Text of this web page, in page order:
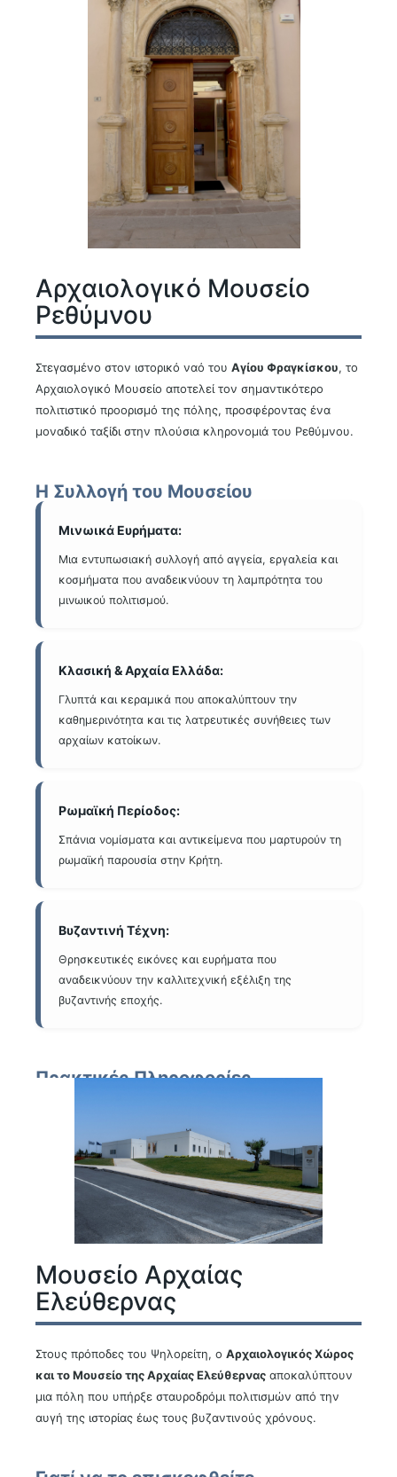
Αρχαιολογικό Μουσείο
Ρεθύμνου
Στεγασμένο στον ιστορικό ναό του Αγίου Φραγκίσκου, το
Αρχαιολογικό Μουσείο αποτελεί τον σημαντικότερο
πολιτιστικό προορισμό της πόλης, προσφέροντας ένα
μοναδικό ταξίδι στην πλούσια κληρονομιά του Ρεθύμνου.
Η Συλλογή του Μουσείου
Μινωικά Ευρήματα:
Μια εντυπωσιακή συλλογή από αγγεία, εργαλεία και
κοσμήματα που αναδεικνύουν τη λαμπρότητα του
μινωικού πολιτισμού.
Κλασική & Αρχαία Ελλάδα:
Γλυπτά και κεραμικά που αποκαλύπτουν την
καθημερινότητα και τις λατρευτικές συνήθειες των
αρχαίων κατοίκων.
Ρωμαϊκή Περίοδος:
Σπάνια νομίσματα και αντικείμενα που μαρτυρούν τη
ρωμαϊκή παρουσία στην Κρήτη.
Βυζαντινή Τέχνη:
Θρησκευτικές εικόνες και ευρήματα που
αναδεικνύουν την καλλιτεχνική εξέλιξη της
βυζαντινής εποχής.
Πρακτικές Πληροφορίες
λειτουργίας, καθώς ενδέχεται να τροποποιείται ανάλογα
με την τουριστική περίοδο.
Επίσημη Ιστοσελίδα Μουσείου
Μουσείο Αρχαίας
Ελεύθερνας
Στους πρόποδες του Ψηλορείτη, ο Αρχαιολογικός Χώρος
και το Μουσείο της Αρχαίας Ελεύθερνας αποκαλύπτουν
μια πόλη που υπήρξε σταυροδρόμι πολιτισμών από την
αυγή της ιστορίας έως τους βυζαντινούς χρόνους.